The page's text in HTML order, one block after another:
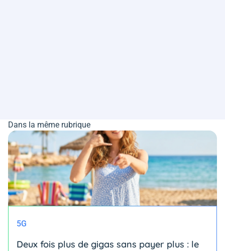
Dans la même rubrique
5G
Deux fois plus de gigas sans payer plus : le